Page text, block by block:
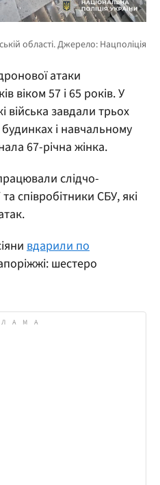
атаки
віком 57 і 65 років. У
війська завдали трьох
і навчальному
67-річна жінка.
слідчо-
співробітники СБУ, які
вдарили по
шестеро